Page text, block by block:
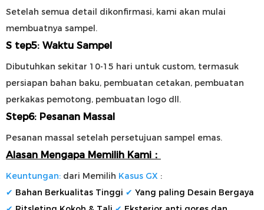
Setelah semua detail dikonfirmasi, kami akan mulai
membuatnya sampel.
S tep5: Waktu Sampel
Dibutuhkan sekitar 10-15 hari untuk custom, termasuk
persiapan bahan baku, pembuatan cetakan, pembuatan
perkakas pemotong, pembuatan logo dll.
Step6: Pesanan Massal
Pesanan massal setelah persetujuan sampel emas.
Alasan Mengapa Memilih Kami：
Keuntungan: dari Memilih Kasus GX :
✔ Bahan Berkualitas Tinggi ✔ Yang paling Desain Bergaya